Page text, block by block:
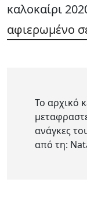
καλοκαίρι
αφιερωμένο
Το αρχικό
ανάγκες
από τη: